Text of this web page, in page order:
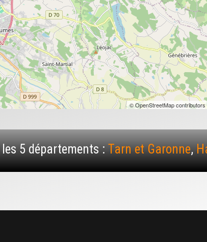
© OpenStreetMap contributors
5 départements :Tarn et Garonne,